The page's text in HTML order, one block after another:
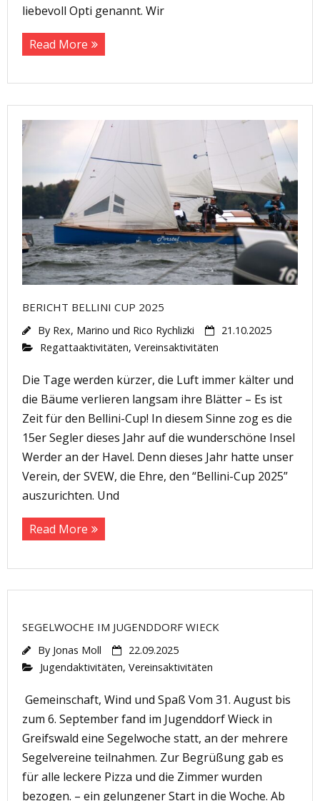
liebevoll Opti genannt. Wir
Read More
BERICHT BELLINI CUP 2025
By Rex, Marino und Rico Rychlizki
21.10.2025
Regattaaktivitäten, Vereinsaktivitäten
Die Tage werden kürzer, die Luft immer kälter und
die Bäume verlieren langsam ihre Blätter – Es ist
Zeit für den Bellini-Cup! In diesem Sinne zog es die
15er Segler dieses Jahr auf die wunderschöne Insel
Werder an der Havel. Denn dieses Jahr hatte unser
Verein, der SVEW, die Ehre, den “Bellini-Cup 2025”
auszurichten. Und
Read More
SEGELWOCHE IM JUGENDDORF WIECK
By Jonas Moll
22.09.2025
Jugendaktivitäten, Vereinsaktivitäten
Gemeinschaft, Wind und Spaß Vom 31. August bis
zum 6. September fand im Jugenddorf Wieck in
Greifswald eine Segelwoche statt, an der mehrere
Segelvereine teilnahmen. Zur Begrüßung gab es
für alle leckere Pizza und die Zimmer wurden
bezogen. – ein gelungener Start in die Woche. Ab